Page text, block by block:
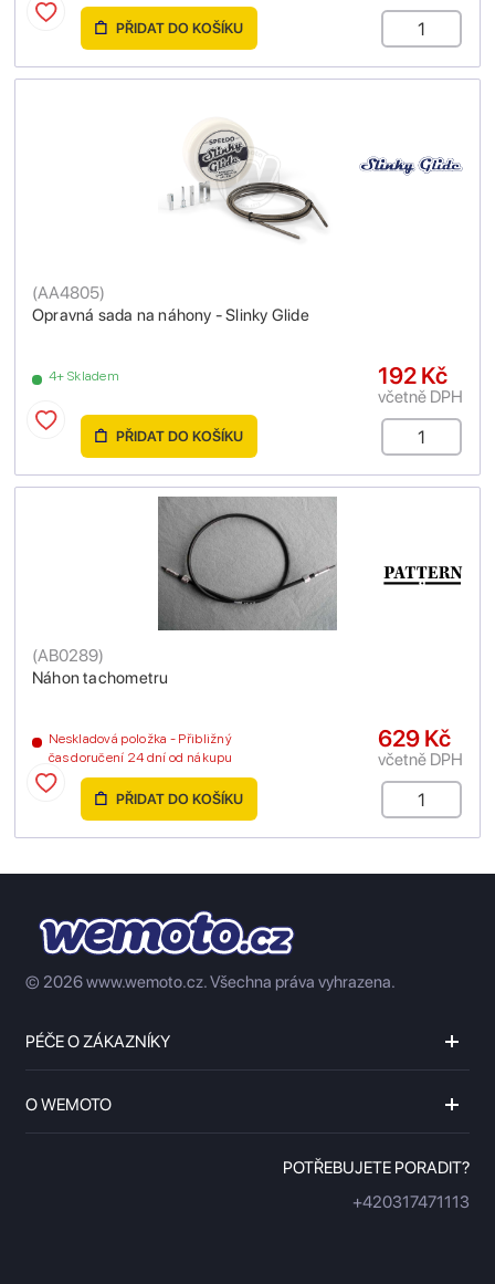
PŘIDAT DO KOŠÍKU
Opravná sada na náhony - Slinky Glide
(AA4805)
4+ Skladem 192 Kč
včetně DPH
PŘIDAT DO KOŠÍKU
Náhon tachometru
(AB0289)
Neskladová položka - Přibližný
čas doručení 24 dní od nákupu
629 Kč
včetně DPH
PŘIDAT DO KOŠÍKU
© 2026 www.wemoto.cz.Všechna práva vyhrazena.
PÉČE O ZÁKAZNÍKY
O WEMOTO
POTŘEBUJETE PORADIT?
+420317471113